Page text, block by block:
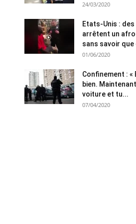
24/03/2020
Etats-Unis :
arrêtent un
sans savoir que
01/06/2020
Confinement :
bien.
voiture et tu...
07/04/2020